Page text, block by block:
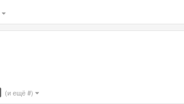
(и ещё #)